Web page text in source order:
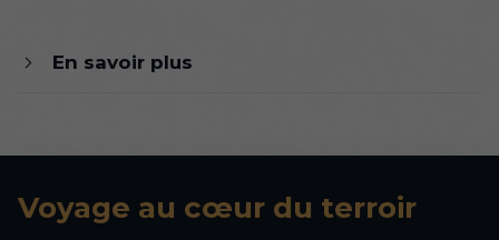
En savoir plus
Voyage au cœur du terroir